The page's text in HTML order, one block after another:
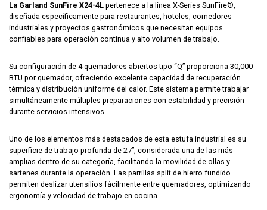
La Garland SunFire X24-4L pertenece a la línea X-Series SunFire®,
diseñada específicamente para restaurantes, hoteles, comedores
industriales y proyectos gastronómicos que necesitan equipos
confiables para operación continua y alto volumen de trabajo.
Su configuración de 4 quemadores abiertos tipo “Q” proporciona 30,000
BTU por quemador, ofreciendo excelente capacidad de recuperación
térmica y distribución uniforme del calor. Este sistema permite trabajar
simultáneamente múltiples preparaciones con estabilidad y precisión
durante servicios intensivos.
Uno de los elementos más destacados de esta estufa industrial es su
superficie de trabajo profunda de 27”, considerada una de las más
amplias dentro de su categoría, facilitando la movilidad de ollas y
sartenes durante la operación. Las parrillas split de hierro fundido
permiten deslizar utensilios fácilmente entre quemadores, optimizando
ergonomía y velocidad de trabajo en cocina.